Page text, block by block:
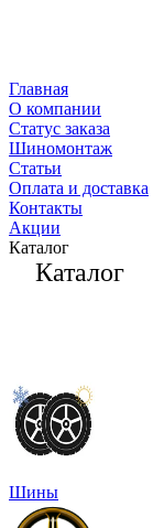
Главная
О компании
Статус заказа
Шиномонтаж
Статьи
Оплата и доставка
Контакты
Акции
Каталог
Каталог
Шины